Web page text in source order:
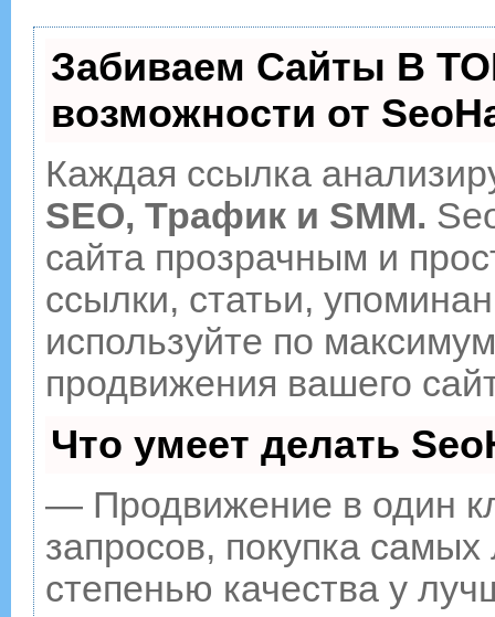
Забиваем Сайты В
возможности от
Каждая ссылка
SEO, Трафик и SMM.
сайта прозрачным и
ссылки, статьи,
используйте по
продвижения вашего
Что умеет делать
— Продвижение в один
запросов, покупка
степенью качества у